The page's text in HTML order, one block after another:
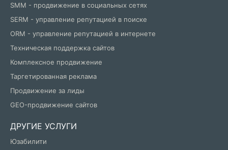
SMM - продвижение в социальных сетях
SERM - управление репутацией в поиске
ORM - управление репутацией в интернете
Техническая поддержка сайтов
Комплексное продвижение
Таргетированная реклама
Продвижение за лиды
GEO-продвижение сайтов
ДРУГИЕ УСЛУГИ
Юзабилити